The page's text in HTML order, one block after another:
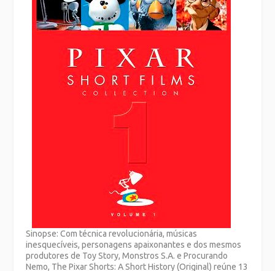
Sinopse: Com técnica revolucionária, músicas
inesquecíveis, personagens apaixonantes e dos mesmos
produtores de Toy Story, Monstros S.A. e Procurando
Nemo, The Pixar Shorts: A Short History (Original) reúne 13